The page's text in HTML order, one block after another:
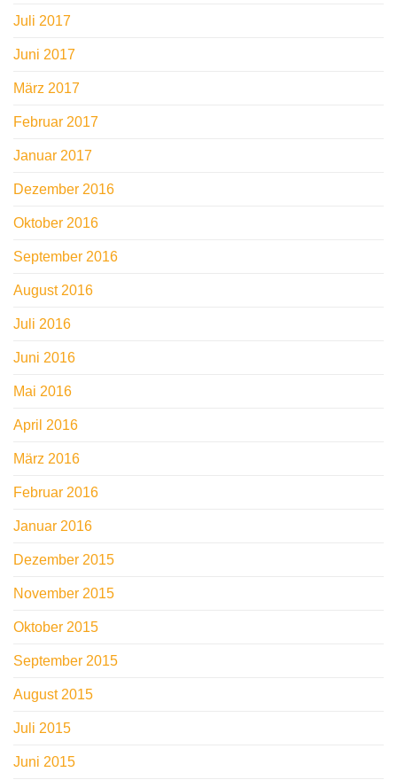
Juli 2017
Juni 2017
März 2017
Februar 2017
Januar 2017
Dezember 2016
Oktober 2016
September 2016
August 2016
Juli 2016
Juni 2016
Mai 2016
April 2016
März 2016
Februar 2016
Januar 2016
Dezember 2015
November 2015
Oktober 2015
September 2015
August 2015
Juli 2015
Juni 2015